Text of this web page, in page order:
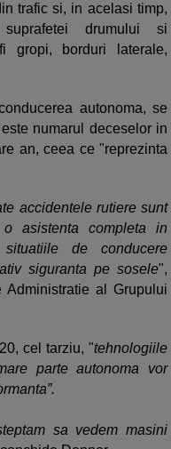
trafic si, in acelasi timp,
drumului si
gropi, borduri laterale,
autonoma, se
numarul deceselor in
an, ceea ce "reprezinta
accidentele rutiere sunt
asistenta completa in
de conducere
siguranta pe sosele",
al Grupului
cel tarziu, "tehnologiile
parte autonoma vor
sa vedem masini